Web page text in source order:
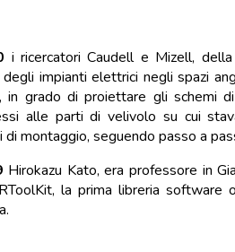
i ricercatori Caudell e Mizell,
degli impianti elettrici negli spazi
in grado di proiettare gli schemi
alle parti di velivolo su cui
di montaggio, seguendo passo a
Hirokazu Kato, era professore in
la prima libreria software